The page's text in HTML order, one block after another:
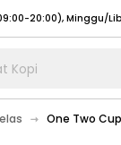
(07:00 - 20:00),
- 20:00), Sabtu -
Kopi
One Two